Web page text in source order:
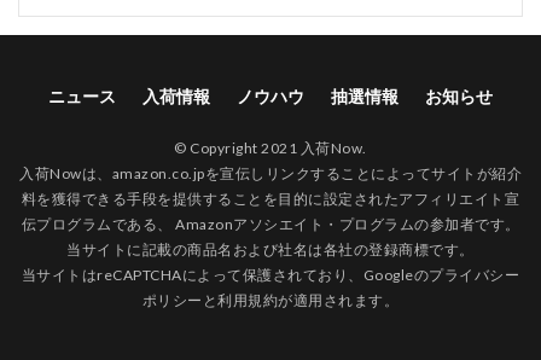
ニュース 入荷情報 ノウハウ 抽選情報 お知らせ
© Copyright 2021 入荷Now.
入荷Nowは、amazon.co.jpを宣伝しリンクすることによってサイトが紹介
料を獲得できる手段を提供することを目的に設定されたアフィリエイト宣
伝プログラムである、 Amazonアソシエイト・プログラムの参加者です。
当サイトに記載の商品名および社名は各社の登録商標です。
当サイトはreCAPTCHAによって保護されており、Googleのプライバシー
ポリシー と利用規約が適用されます。